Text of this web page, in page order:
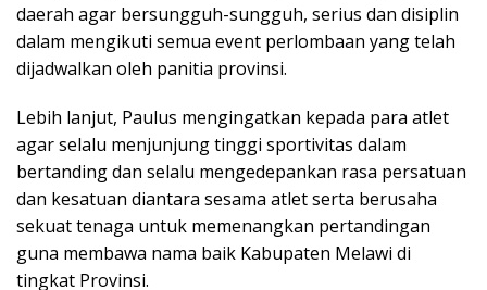
daerah agar bersungguh-sungguh, serius dan disiplin
dalam mengikuti semua event perlombaan yang telah
dijadwalkan oleh panitia provinsi.
Lebih lanjut, Paulus mengingatkan kepada para atlet
agar selalu menjunjung tinggi sportivitas dalam
bertanding dan selalu mengedepankan rasa persatuan
dan kesatuan diantara sesama atlet serta berusaha
sekuat tenaga untuk memenangkan pertandingan
guna membawa nama baik Kabupaten Melawi di
tingkat Provinsi.